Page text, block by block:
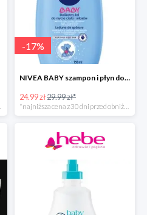
-17%
NIVEA BABY szampon i płyn do kąpieli dla dziecka
24.99 zł29.99 zł*